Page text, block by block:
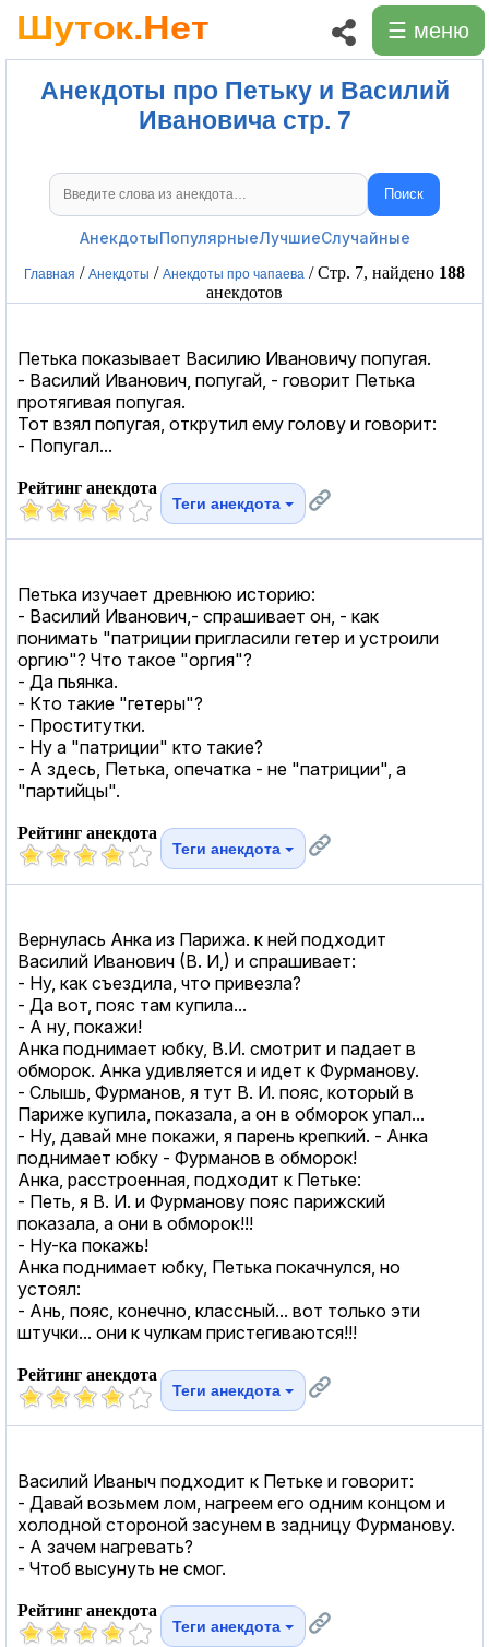
☰ меню
Анекдоты про Петьку и Василий
Ивановича стр. 7
Поиск анекдотов Поиск
АнекдотыПопулярныеЛучшиеСлучайные
Главная / Анекдоты / Анекдоты про чапаева / Стр. 7, найдено 188
анекдотов
Петька показывает Василию Ивановичу попугая.
- Василий Иванович, попугай, - говорит Петька
протягивая попугая.
Тот взял попугая, открутил ему голову и говорит:
- Попугал...
Рейтинг анекдота
Теги анекдота
Петька изучает древнюю историю:
- Василий Иванович,- спрашивает он, - как
понимать "патриции пригласили гетер и устроили
оргию"? Что такое "оргия"?
- Да пьянка.
- Кто такие "гетеры"?
- Проститутки.
- Ну а "патриции" кто такие?
- А здесь, Петька, опечатка - не "патриции", а
"партийцы".
Рейтинг анекдота
Теги анекдота
Вернулась Анка из Парижа. к ней подходит
Василий Иванович (В. И,) и спрашивает:
- Ну, как съездила, что привезла?
- Да вот, пояс там купила...
- А ну, покажи!
Анка поднимает юбку, В.И. смотрит и падает в
обморок. Анка удивляется и идет к Фурманову.
- Слышь, Фурманов, я тут В. И. пояс, который в
Париже купила, показала, а он в обморок упал...
- Ну, давай мне покажи, я парень крепкий. - Анка
поднимает юбку - Фурманов в обморок!
Анка, расстроенная, подходит к Петьке:
- Петь, я В. И. и Фурманову пояс парижский
показала, а они в обморок!!!
- Ну-ка покажь!
Анка поднимает юбку, Петька покачнулся, но
устоял:
- Ань, пояс, конечно, классный... вот только эти
штучки... они к чулкам пристегиваются!!!
Рейтинг анекдота
Теги анекдота
Василий Иваныч подходит к Петьке и говорит:
- Давай возьмем лом, нагреем его одним концом и
холодной стороной засунем в задницу Фурманову.
- А зачем нагревать?
- Чтоб высунуть не смог.
Рейтинг анекдота
Теги анекдота